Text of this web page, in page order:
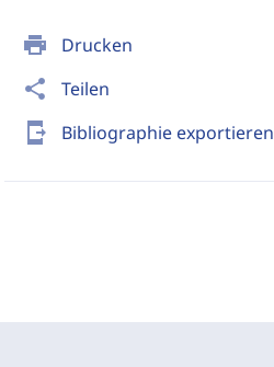
print Drucken
share Teilen
send_to_mobile Bibliographie exportieren